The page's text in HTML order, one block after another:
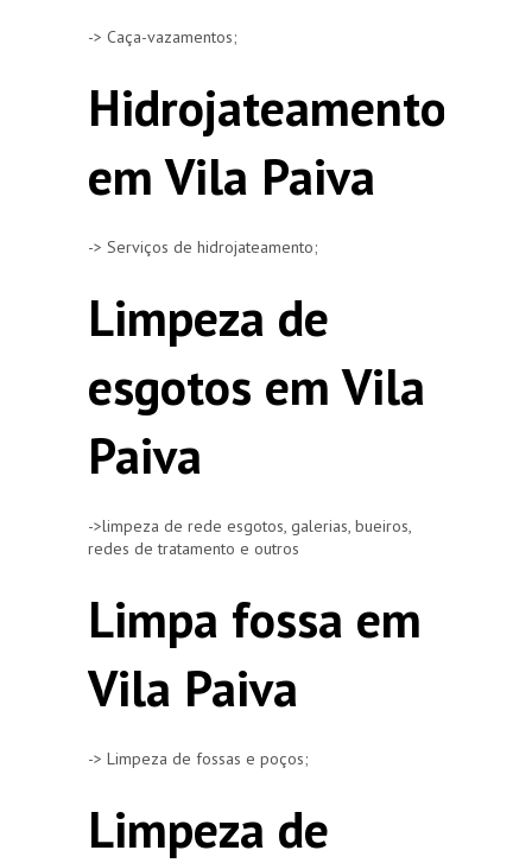
-> Caça-vazamentos;
Hidrojateamento
em Vila Paiva
-> Serviços de hidrojateamento;
Limpeza de
esgotos em Vila
Paiva
->limpeza de rede esgotos, galerias, bueiros,
redes de tratamento e outros
Limpa fossa em
Vila Paiva
-> Limpeza de fossas e poços;
Limpeza de